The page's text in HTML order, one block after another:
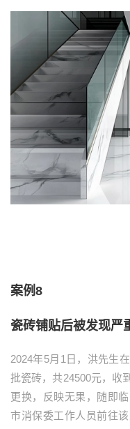
案例8
瓷砖铺贴后被发现严
2024年5月1日，洪先生
批瓷砖，共24500元，收
更换，反映无果，随即
市消保委工作人员前往